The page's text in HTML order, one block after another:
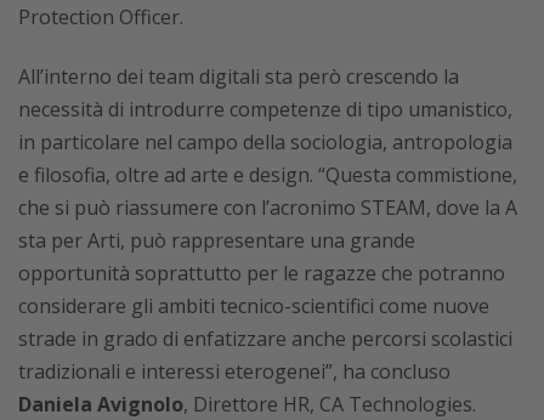
Protection Officer.
All’interno dei team digitali sta però crescendo la
necessità di introdurre competenze di tipo umanistico,
in particolare nel campo della sociologia, antropologia
e filosofia, oltre ad arte e design. “Questa commistione,
che si può riassumere con l’acronimo STEAM, dove la A
sta per Arti, può rappresentare una grande
opportunità soprattutto per le ragazze che potranno
considerare gli ambiti tecnico-scientifici come nuove
strade in grado di enfatizzare anche percorsi scolastici
tradizionali e interessi eterogenei”, ha concluso
Daniela Avignolo, Direttore HR, CA Technologies.